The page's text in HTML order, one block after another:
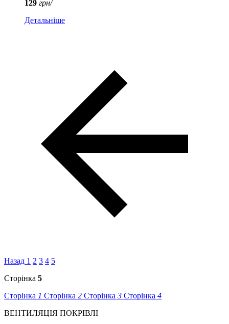
129 грн/
Детальніше
Назад 1 2 3 4 5
Сторінка 5
Сторінка 1 Сторінка 2 Сторінка 3 Сторінка 4
ВЕНТИЛЯЦІЯ ПОКРІВЛІ